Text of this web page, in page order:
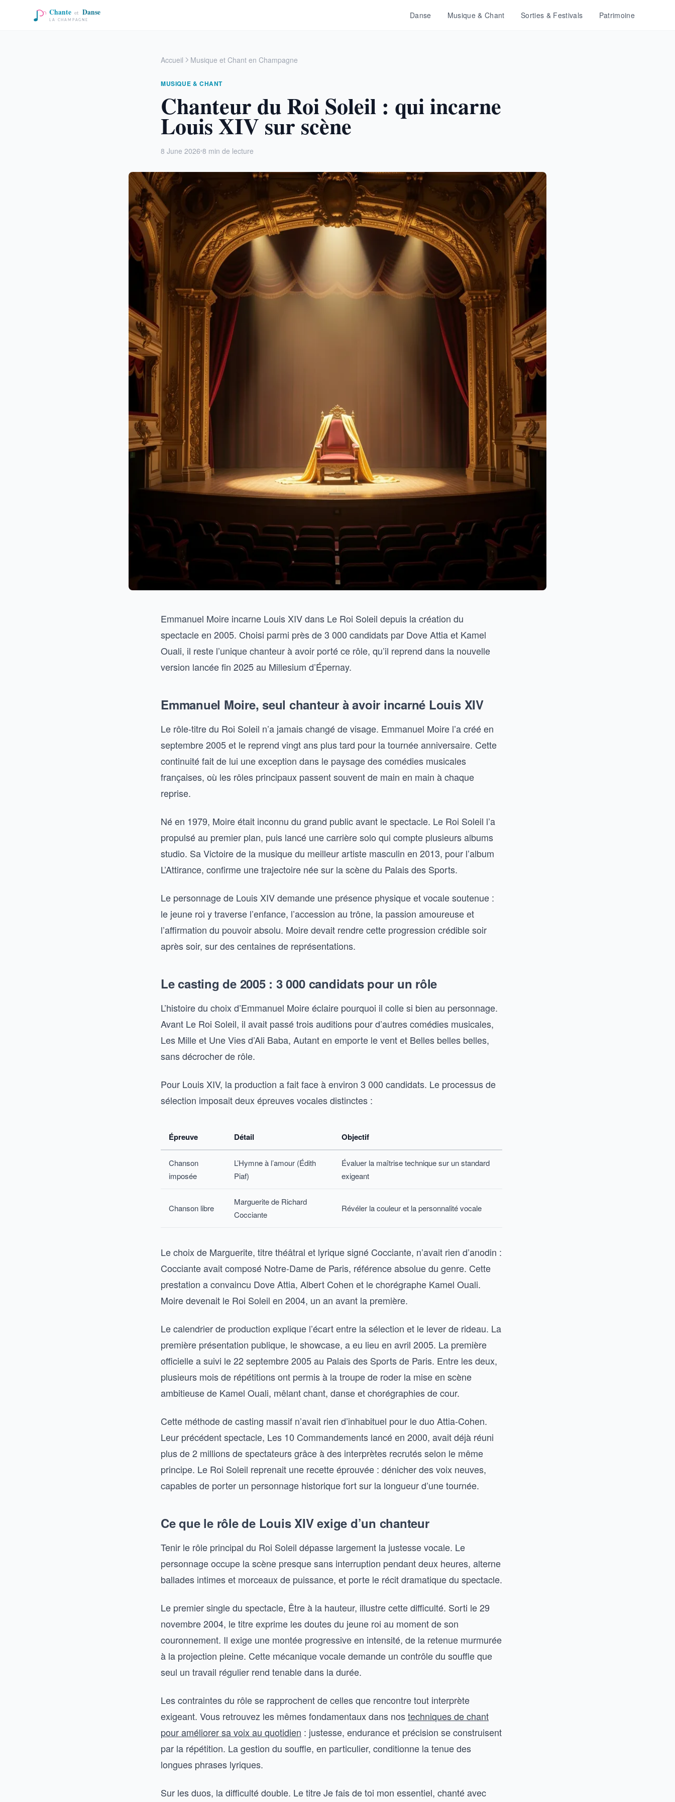
Danse Musique & Chant Sorties & Festivals Patrimoine
Accueil Musique et Chant en Champagne
MUSIQUE & CHANT
Chanteur du Roi Soleil : qui incarne
Louis XIV sur scène
8 June 2026 8 min de lecture
Emmanuel Moire incarne Louis XIV dans Le Roi Soleil depuis la création du
spectacle en 2005. Choisi parmi près de 3 000 candidats par Dove Attia et Kamel
Ouali, il reste l’unique chanteur à avoir porté ce rôle, qu’il reprend dans la nouvelle
version lancée fin 2025 au Millesium d’Épernay.
Emmanuel Moire, seul chanteur à avoir incarné Louis XIV
Le rôle-titre du Roi Soleil n’a jamais changé de visage. Emmanuel Moire l’a créé en
septembre 2005 et le reprend vingt ans plus tard pour la tournée anniversaire. Cette
continuité fait de lui une exception dans le paysage des comédies musicales
françaises, où les rôles principaux passent souvent de main en main à chaque
reprise.
Né en 1979, Moire était inconnu du grand public avant le spectacle. Le Roi Soleil l’a
propulsé au premier plan, puis lancé une carrière solo qui compte plusieurs albums
studio. Sa Victoire de la musique du meilleur artiste masculin en 2013, pour l’album
L’Attirance, confirme une trajectoire née sur la scène du Palais des Sports.
Le personnage de Louis XIV demande une présence physique et vocale soutenue :
le jeune roi y traverse l’enfance, l’accession au trône, la passion amoureuse et
l’affirmation du pouvoir absolu. Moire devait rendre cette progression crédible soir
après soir, sur des centaines de représentations.
Le casting de 2005 : 3 000 candidats pour un rôle
L’histoire du choix d’Emmanuel Moire éclaire pourquoi il colle si bien au personnage.
Avant Le Roi Soleil, il avait passé trois auditions pour d’autres comédies musicales,
Les Mille et Une Vies d’Ali Baba, Autant en emporte le vent et Belles belles belles,
sans décrocher de rôle.
Pour Louis XIV, la production a fait face à environ 3 000 candidats. Le processus de
sélection imposait deux épreuves vocales distinctes :
Épreuve Détail Objectif
Chanson
imposée
L’Hymne à l’amour (Édith
Piaf)
Évaluer la maîtrise technique sur un standard
exigeant
Chanson libre
Marguerite de Richard
Cocciante
Révéler la couleur et la personnalité vocale
Le choix de Marguerite, titre théâtral et lyrique signé Cocciante, n’avait rien d’anodin :
Cocciante avait composé Notre-Dame de Paris, référence absolue du genre. Cette
prestation a convaincu Dove Attia, Albert Cohen et le chorégraphe Kamel Ouali.
Moire devenait le Roi Soleil en 2004, un an avant la première.
Le calendrier de production explique l’écart entre la sélection et le lever de rideau. La
première présentation publique, le showcase, a eu lieu en avril 2005. La première
officielle a suivi le 22 septembre 2005 au Palais des Sports de Paris. Entre les deux,
plusieurs mois de répétitions ont permis à la troupe de roder la mise en scène
ambitieuse de Kamel Ouali, mêlant chant, danse et chorégraphies de cour.
Cette méthode de casting massif n’avait rien d’inhabituel pour le duo Attia-Cohen.
Leur précédent spectacle, Les 10 Commandements lancé en 2000, avait déjà réuni
plus de 2 millions de spectateurs grâce à des interprètes recrutés selon le même
principe. Le Roi Soleil reprenait une recette éprouvée : dénicher des voix neuves,
capables de porter un personnage historique fort sur la longueur d’une tournée.
Ce que le rôle de Louis XIV exige d’un chanteur
Tenir le rôle principal du Roi Soleil dépasse largement la justesse vocale. Le
personnage occupe la scène presque sans interruption pendant deux heures, alterne
ballades intimes et morceaux de puissance, et porte le récit dramatique du spectacle.
Le premier single du spectacle, Être à la hauteur, illustre cette difficulté. Sorti le 29
novembre 2004, le titre exprime les doutes du jeune roi au moment de son
couronnement. Il exige une montée progressive en intensité, de la retenue murmurée
à la projection pleine. Cette mécanique vocale demande un contrôle du souffle que
seul un travail régulier rend tenable dans la durée.
Les contraintes du rôle se rapprochent de celles que rencontre tout interprète
exigeant. Vous retrouvez les mêmes fondamentaux dans nostechniques de chant
pour améliorer sa voix au quotidien : justesse, endurance et précision se construisent
par la répétition. La gestion du souffle, en particulier, conditionne la tenue des
longues phrases lyriques.
Sur les duos, la difficulté double. Le titre Je fais de toi mon essentiel, chanté avec